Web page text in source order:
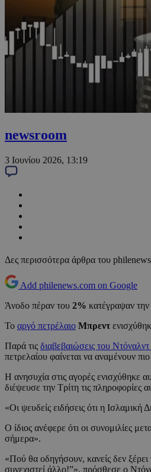
newsroom
3 Ιουνίου 2026, 13:19
Δες περισσότερα άρθρα του
Add philenews.com on Google
Άνοδο πέραν του 2% κατέγραψαν
Το αργό πετρέλαιο Μπρεντ
Παρά τις διαβεβαιώσεις του
πετρελαίου φαίνεται να αναμένουν
Η ανησυχία στις αγορές ενισχύθηκε
διέψευσε την Τρίτη τις πληροφορίες
«Οι ψευδείς ειδήσεις ότι η
Ο ίδιος ανέφερε ότι οι συνομιλίες
σήμερα».
«Πού θα οδηγήσουν, κανείς δεν
συνεχιστεί άλλο!”», πρόσθεσε ο